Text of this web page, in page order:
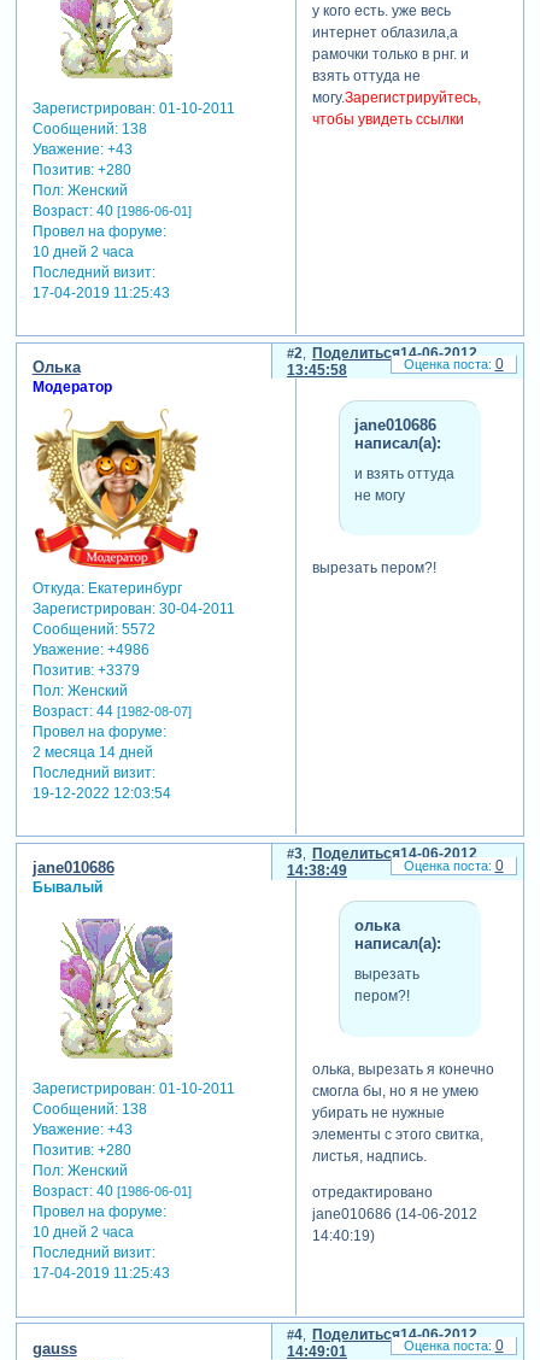
Зарегистрирован: 01-10-2011
Сообщений:138
Уважение: +43
Позитив: +280
Пол:Женский
Возраст:40 [1986-06-01]
Провел на форуме:
10 дней 2 часа
Последний визит:
17-04-2019 11:25:43
у кого есть. уже весь
интернет облазила,а
рамочки только в рнг. и
взять оттуда не
могу.Зарегистрируйтесь,
чтобы увидеть ссылки
Поделиться
2
14-06-2012
13:45:58
Олька
Модератор
Откуда:Екатеринбург
Зарегистрирован: 30-04-2011
Сообщений:5572
Уважение: +4986
Позитив: +3379
Пол:Женский
Возраст:44 [1982-08-07]
Провел на форуме:
2 месяца 14 дней
Последний визит:
19-12-2022 12:03:54
jane010686
написал(а):
и взять оттуда
не могу
вырезать пером?!
0
Поделиться
3
14-06-2012
14:38:49
jane010686
Бывалый
Зарегистрирован: 01-10-2011
Сообщений:138
Уважение: +43
Позитив: +280
Пол:Женский
Возраст:40 [1986-06-01]
Провел на форуме:
10 дней 2 часа
Последний визит:
17-04-2019 11:25:43
олька
написал(а):
вырезать
пером?!
олька, вырезать я конечно
смогла бы, но я не умею
убирать не нужные
элементы с этого свитка,
листья, надпись.
отредактировано
jane010686 (14-06-2012
14:40:19)
0
Поделиться
4
14-06-2012
14:49:01
gauss 0